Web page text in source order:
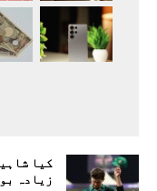
کیا
زیادہ